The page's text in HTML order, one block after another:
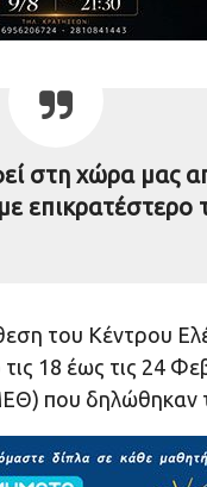
στη χώρα μας
του Κέντρου
18 έως τις 24
που δηλώθηκαν